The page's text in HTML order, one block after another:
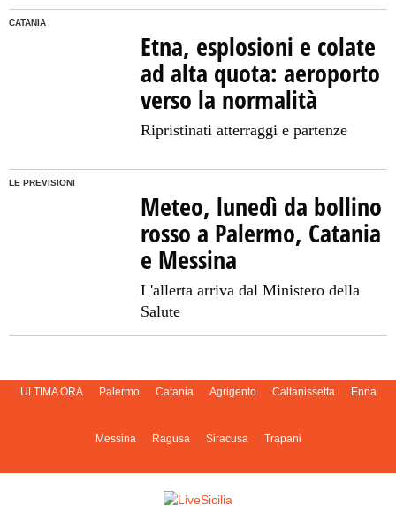
CATANIA
Etna, esplosioni e colate
ad alta quota: aeroporto
verso la normalità
Ripristinati atterraggi e partenze
LE PREVISIONI
Meteo, lunedì da bollino
rosso a Palermo, Catania
e Messina
L'allerta arriva dal Ministero della
Salute
ULTIMA ORA Palermo Catania Agrigento Caltanissetta Enna
Messina Ragusa Siracusa Trapani